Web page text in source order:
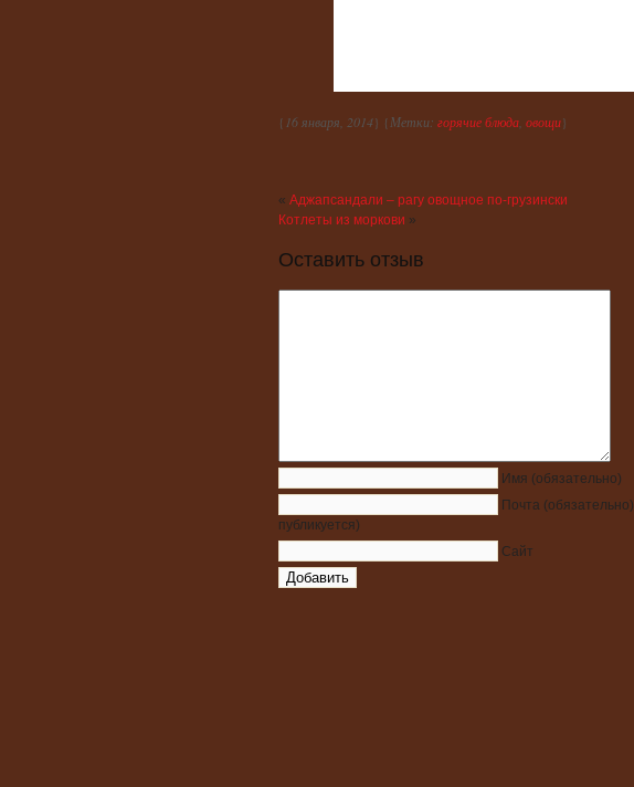
{ 16 января, 2014} {Метки: горячие блюда овощи}
« Аджапсандали – рагу овощное по-грузински
Котлеты из моркови »
Оставить отзыв
Имя (обязательно)
Почта (обязательно)
публикуется)
Сайт